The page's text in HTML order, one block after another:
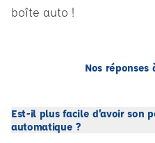
boîte auto !
Nos réponses
Est-il plus facile d’avoir son
automatique ?